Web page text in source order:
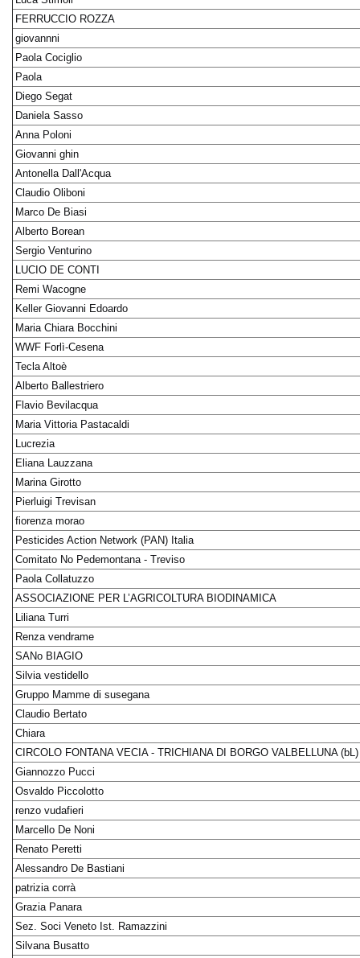
FERRUCCIO ROZZA
giovannni
Paola Cociglio
Paola
Diego Segat
Daniela Sasso
Anna Poloni
Giovanni ghin
Antonella Dall'Acqua
Claudio Oliboni
Marco De Biasi
Alberto Borean
Sergio Venturino
LUCIO DE CONTI
Remi Wacogne
Keller Giovanni Edoardo
Maria Chiara Bocchini
WWF Forlì-Cesena
Tecla Altoè
Alberto Ballestriero
Flavio Bevilacqua
Maria Vittoria Pastacaldi
Lucrezia
Eliana Lauzzana
Marina Girotto
Pierluigi Trevisan
fiorenza morao
Pesticides Action Network (PAN) Italia
Comitato No Pedemontana - Treviso
Paola Collatuzzo
ASSOCIAZIONE PER L’AGRICOLTURA BIODINAMICA
Liliana Turri
Renza vendrame
SANo BIAGIO
Silvia vestidello
Gruppo Mamme di susegana
Claudio Bertato
Chiara
CIRCOLO FONTANA VECIA - TRICHIANA DI BORGO VALBELLUNA (bL)
Giannozzo Pucci
Osvaldo Piccolotto
renzo vudafieri
Marcello De Noni
Renato Peretti
Alessandro De Bastiani
patrizia corrà
Grazia Panara
Sez. Soci Veneto Ist. Ramazzini
Silvana Busatto